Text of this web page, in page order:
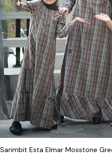
Sarimbit Esta Elmar Mosstone